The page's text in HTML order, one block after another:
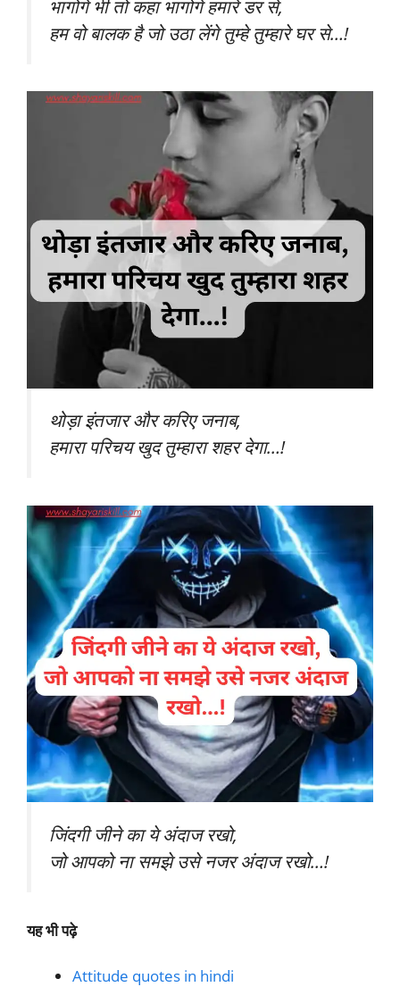
भागोगे भी तो कहा भागोगे हमारे डर से,
हम वो बालक है जो उठा लेंगे तुम्हे तुम्हारे घर से…!
थोड़ा इंतजार और करिए जनाब,
हमारा परिचय खुद तुम्हारा शहर देगा…!
जिंदगी जीने का ये अंदाज रखो,
जो आपको ना समझे उसे नजर अंदाज रखो…!
यह भी पढ़े
Attitude quotes in hindi